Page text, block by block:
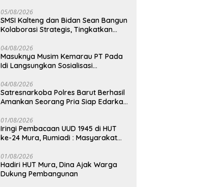
05/08/2026
SMSI Kalteng dan Bidan Sean Bangun
Kolaborasi Strategis, Tingkatkan
04/08/2026
Masuknya Musim Kemarau PT Pada
Idi Langsungkan Sosialisasi
04/08/2026
Satresnarkoba Polres Barut Berhasil
Amankan Seorang Pria Siap Edarkan
Gram
01/08/2026
Iringi Pembacaan UUD 1945 di HUT
ke-24 Mura, Rumiadi : Masyarakat
yang Lebih Besar
01/08/2026
Hadiri HUT Mura, Dina Ajak Warga
Dukung Pembangunan